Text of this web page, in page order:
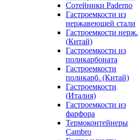
Сотейники Paderno
Гастроемкости из
нержавеющей стали
Гастроемкости нерж.
(Китай)
Гастроемкости из
поликарбоната
Гастроемкости
поликарб. (Китай)
Гастроемкости
(Италия)
Гастроемкости из
фарфора
Термоконтейнеры
Cambro